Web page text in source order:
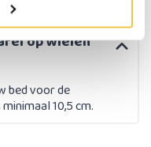
op wielen
bed voor de
10,5 cm.